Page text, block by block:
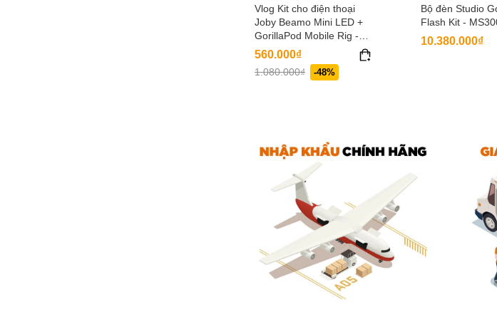
Vlog Kit cho điện thoại
Joby Beamo Mini LED +
GorillaPod Mobile Rig -
JB01635+JB01524
560.000₫
1.080.000₫ -48%
Bộ đèn Studio
Flash Kit -
10.380.000₫